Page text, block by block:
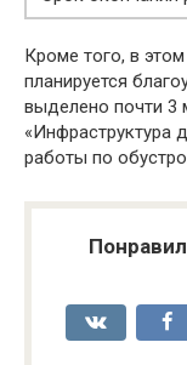
Кроме того, в
планируется
выделено почти 3
«Инфраструктура
работы по